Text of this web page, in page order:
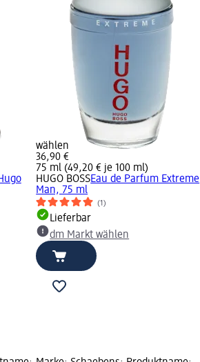
wählen
36,90 €
75 ml (49,20 € je 100 ml)
HUGO BOSSEau de Parfum Extreme
Man, 75 ml
(1)
Lieferbar
dm Markt wählen